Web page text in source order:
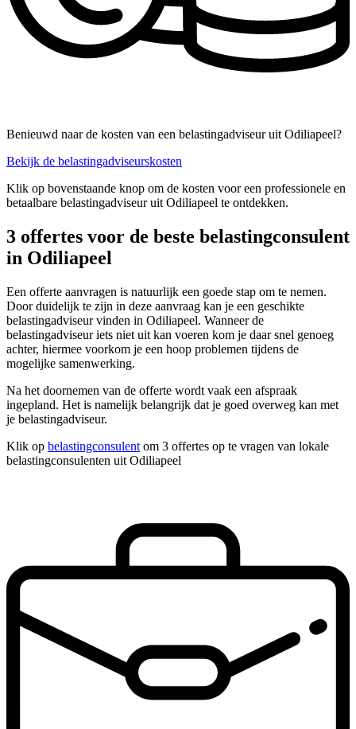
Benieuwd naar de kosten van een belastingadviseur uit Odiliapeel?
Bekijk de belastingadviseurskosten
Klik op bovenstaande knop om de kosten voor een professionele en
betaalbare belastingadviseur uit Odiliapeel te ontdekken.
3 offertes voor de beste belastingconsulent
in Odiliapeel
Een offerte aanvragen is natuurlijk een goede stap om te nemen.
Door duidelijk te zijn in deze aanvraag kan je een geschikte
belastingadviseur vinden in Odiliapeel. Wanneer de
belastingadviseur iets niet uit kan voeren kom je daar snel genoeg
achter, hiermee voorkom je een hoop problemen tijdens de
mogelijke samenwerking.
Na het doornemen van de offerte wordt vaak een afspraak
ingepland. Het is namelijk belangrijk dat je goed overweg kan met
je belastingadviseur.
Klik op belastingconsulent om 3 offertes op te vragen van lokale
belastingconsulenten uit Odiliapeel